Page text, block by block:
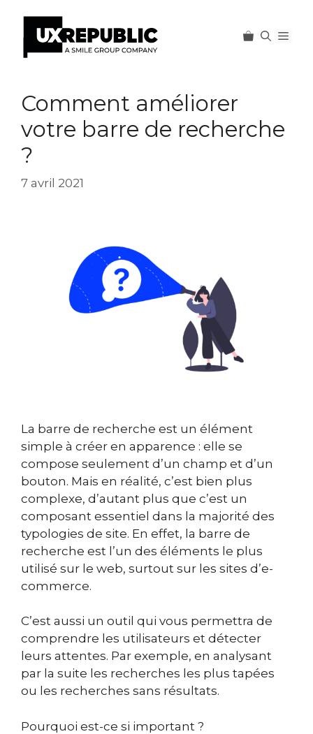
contenu
Comment améliorer
votre barre de recherche
?
7 avril 2021
La barre de recherche est un élément
simple à créer en apparence : elle se
compose seulement d’un champ et d’un
bouton. Mais en réalité, c’est bien plus
complexe, d’autant plus que c’est un
composant essentiel dans la majorité des
typologies de site. En effet, la barre de
recherche est l’un des éléments le plus
utilisé sur le web, surtout sur les sites d’e-
commerce.
C’est aussi un outil qui vous permettra de
comprendre les utilisateurs et détecter
leurs attentes. Par exemple, en analysant
par la suite les recherches les plus tapées
ou les recherches sans résultats.
Pourquoi est-ce si important ?